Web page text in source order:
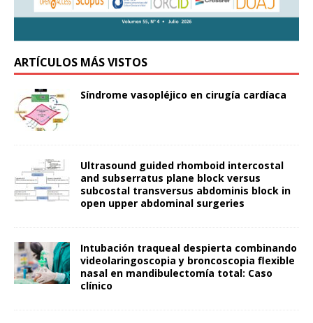
ARTÍCULOS MÁS VISTOS
Síndrome vasopléjico en cirugía cardíaca
Ultrasound guided rhomboid intercostal
and subserratus plane block versus
subcostal transversus abdominis block in
open upper abdominal surgeries
Intubación traqueal despierta combinando
videolaringoscopia y broncoscopia flexible
nasal en mandibulectomía total: Caso
clínico